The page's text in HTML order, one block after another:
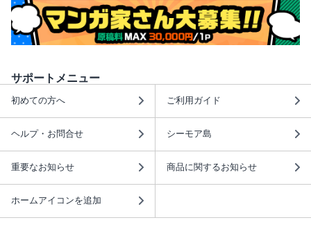
サポートメニュー
初めての方へ ご利用ガイド
ヘルプ・お問合せ シーモア島
重要なお知らせ 商品に関するお知らせ
ホームアイコンを追加